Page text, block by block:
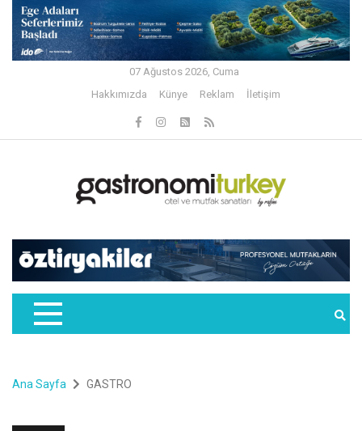
07 Ağustos 2026, Cuma
Hakkımızda
Künye Reklam İletişim
Ana Sayfa GASTRO